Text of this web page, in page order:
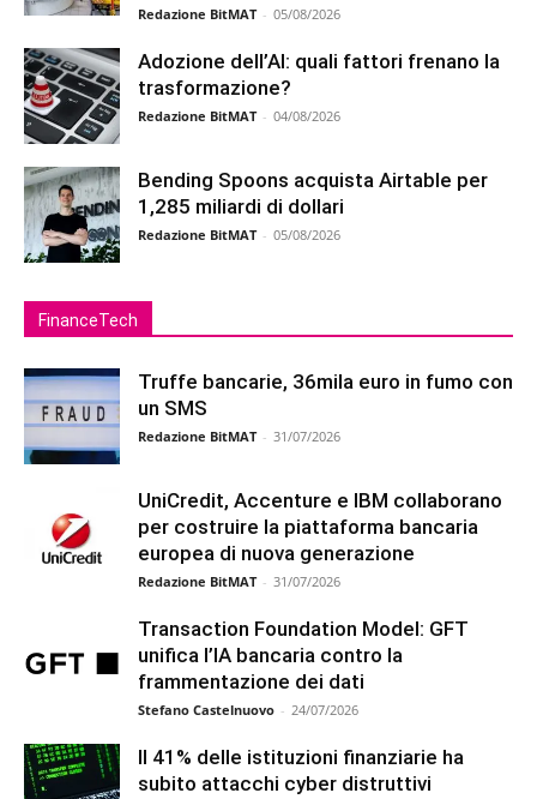
Redazione BitMAT - 05/08/2026
Adozione dell’AI: quali fattori frenano la
trasformazione?
Redazione BitMAT - 04/08/2026
Bending Spoons acquista Airtable per
1,285 miliardi di dollari
Redazione BitMAT - 05/08/2026
FinanceTech
Truffe bancarie, 36mila euro in fumo con
un SMS
Redazione BitMAT - 31/07/2026
UniCredit, Accenture e IBM collaborano
per costruire la piattaforma bancaria
europea di nuova generazione
Redazione BitMAT - 31/07/2026
Transaction Foundation Model: GFT
unifica l’IA bancaria contro la
frammentazione dei dati
Stefano Castelnuovo - 24/07/2026
Il 41% delle istituzioni finanziarie ha
subito attacchi cyber distruttivi